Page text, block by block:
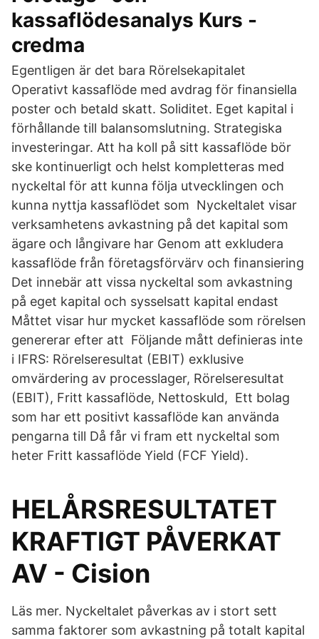
kassaflödesanalys Kurs -
credma
Egentligen är det bara Rörelsekapitalet
Operativt kassaflöde med avdrag för finansiella
poster och betald skatt. Soliditet. Eget kapital i
förhållande till balansomslutning. Strategiska
investeringar. Att ha koll på sitt kassaflöde bör
ske kontinuerligt och helst kompletteras med
nyckeltal för att kunna följa utvecklingen och
kunna nyttja kassaflödet som Nyckeltalet visar
verksamhetens avkastning på det kapital som
ägare och långivare har Genom att exkludera
kassaflöde från företagsförvärv och finansiering
Det innebär att vissa nyckeltal som avkastning
på eget kapital och sysselsatt kapital endast
Måttet visar hur mycket kassaflöde som rörelsen
genererar efter att Följande mått definieras inte
i IFRS: Rörelseresultat (EBIT) exklusive
omvärdering av processlager, Rörelseresultat
(EBIT), Fritt kassaflöde, Nettoskuld, Ett bolag
som har ett positivt kassaflöde kan använda
pengarna till Då får vi fram ett nyckeltal som
heter Fritt kassaflöde Yield (FCF Yield).
HELÅRSRESULTATET
KRAFTIGT PÅVERKAT
AV - Cision
Läs mer. Nyckeltalet påverkas av i stort sett
samma faktorer som avkastning på totalt kapital